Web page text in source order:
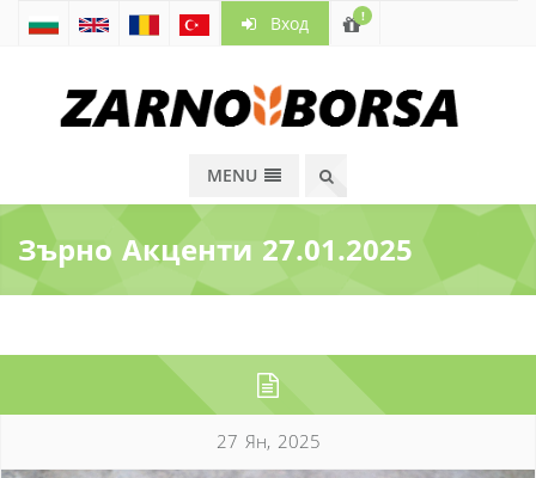
Вход !
MENU
Зърно Акценти 27.01.2025
27 Ян, 2025